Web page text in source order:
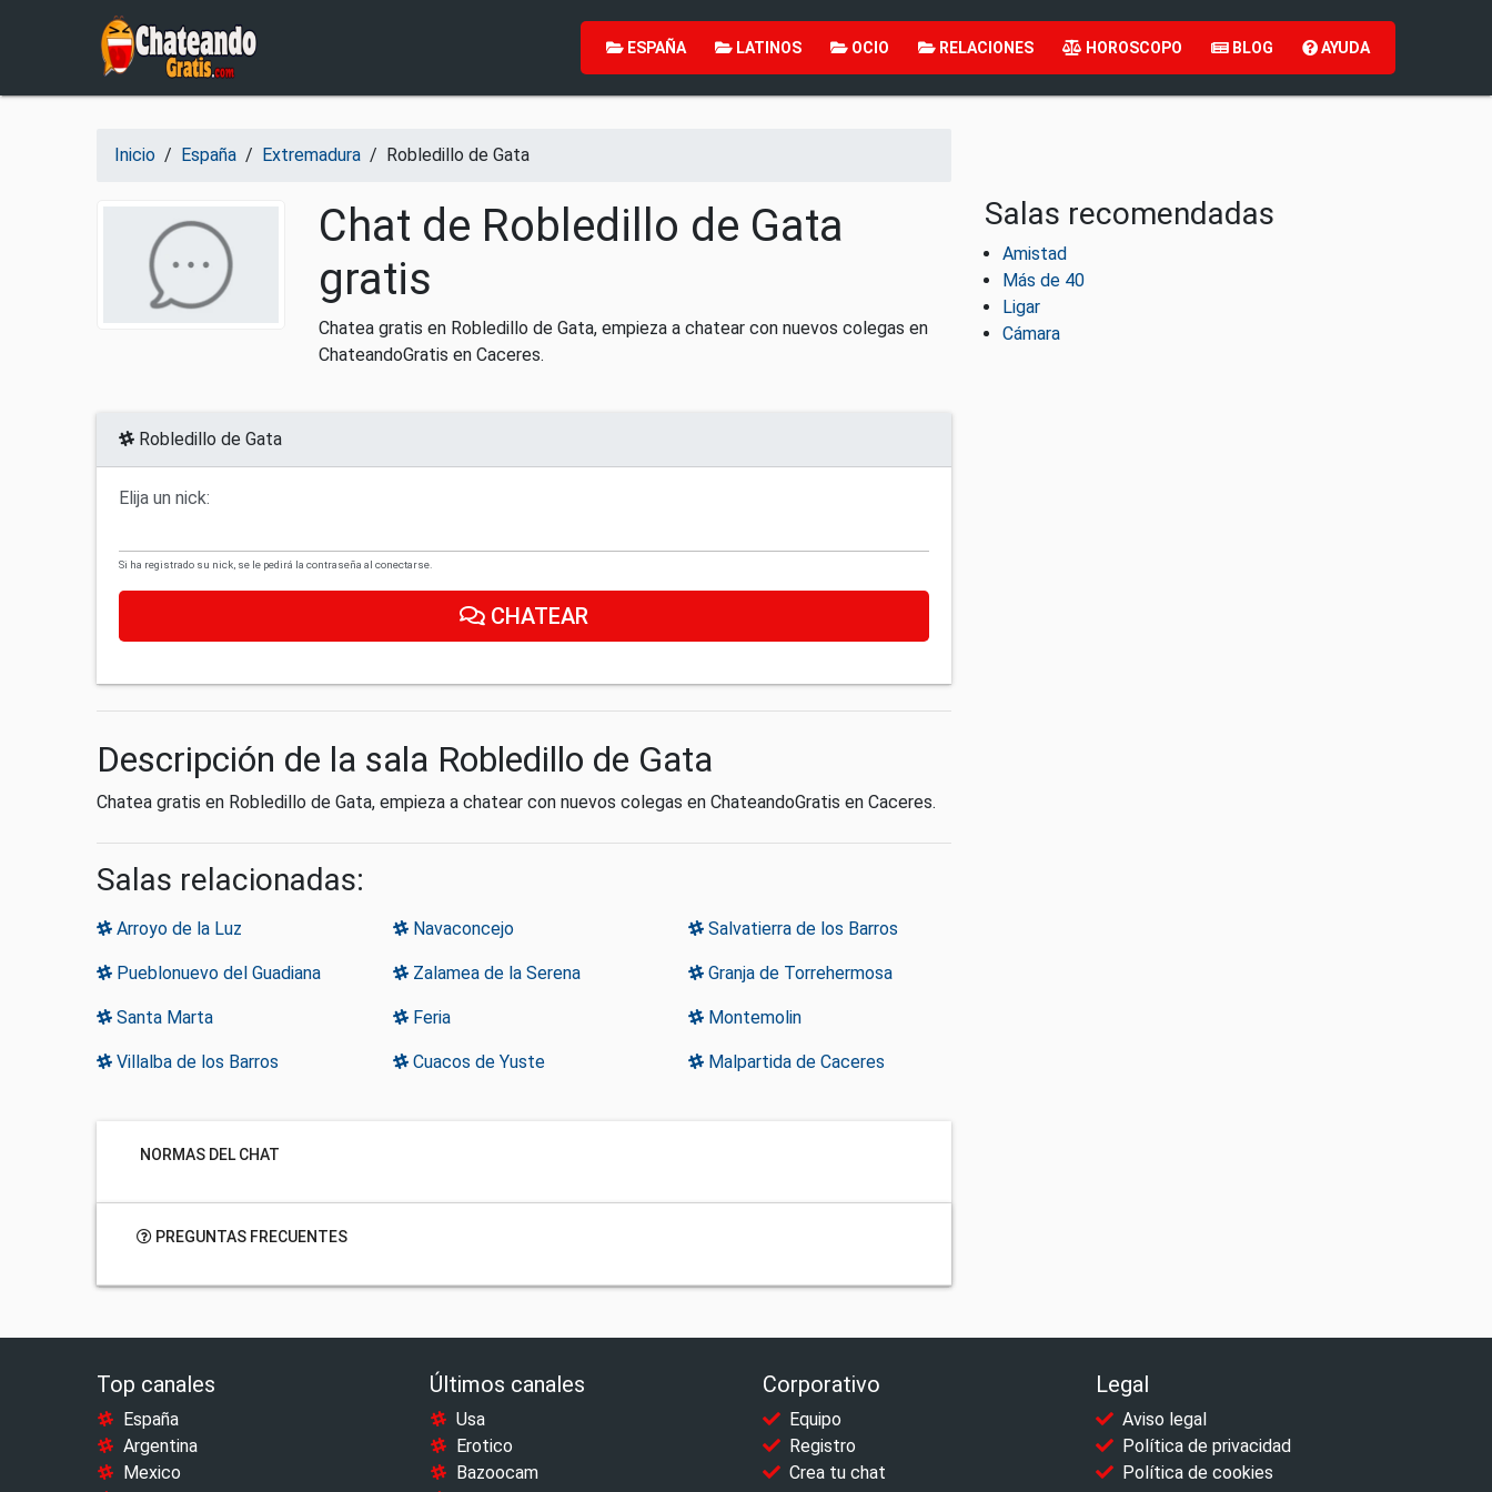
Salir del contenido
ESPAÑA LATINOS OCIO RELACIONES HOROSCOPO BLOG AYUDA
Inicio / España / Extremadura / Robledillo de Gata
Chat de Robledillo de Gata
gratis
Chatea gratis en Robledillo de Gata, empieza a chatear con nuevos colegas en
ChateandoGratis en Caceres.
Robledillo de Gata
Elija un nick:
Si ha registrado su nick, se le pedirá la contraseña al conectarse.
CHATEAR
Descripción de la sala Robledillo de Gata
Chatea gratis en Robledillo de Gata, empieza a chatear con nuevos colegas en ChateandoGratis en Caceres.
Salas relacionadas:
Arroyo de la Luz Navaconcejo Salvatierra de los Barros
Pueblonuevo del Guadiana Zalamea de la Serena Granja de Torrehermosa
Santa Marta Feria Montemolin
Villalba de los Barros Cuacos de Yuste Malpartida de Caceres
NORMAS DEL CHAT
PREGUNTAS FRECUENTES
Salas recomendadas
Amistad
Más de 40
Ligar
Cámara
Top canales
España
Argentina
Mexico
Últimos canales
Usa
Erotico
Bazoocam
Corporativo
Equipo
Registro
Crea tu chat
Legal
Aviso legal
Política de privacidad
Política de cookies